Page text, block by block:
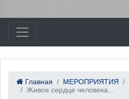
Главная МЕРОПРИЯТИЯ
Живое сердце человека…